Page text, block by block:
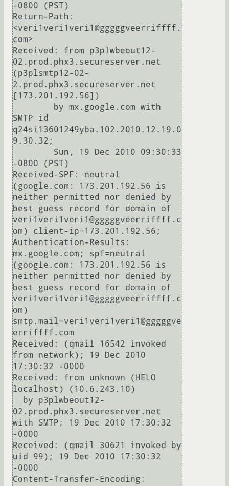
-0800 (PST)
Return-Path:
<veri1veri1veri1@gggggveerriffff.
com>
Received: from p3plwbeout12-
02.prod.phx3.secureserver.net
(p3plsmtp12-02-
2.prod.phx3.secureserver.net
[173.201.192.56])
SMTP id
q24si13601249yba.102.2010.12.19.0
9.30.32;
-0800 (PST)
Received-SPF: neutral
(google.com: 173.201.192.56 is
neither permitted nor denied by
best guess record for domain of
veri1veri1veri1@gggggveerriffff.c
om) client-ip=173.201.192.56;
Authentication-Results:
mx.google.com; spf=neutral
(google.com: 173.201.192.56 is
neither permitted nor denied by
best guess record for domain of
veri1veri1veri1@gggggveerriffff.c
om)
smtp.mail=veri1veri1veri1@gggggve
erriffff.com
Received: (qmail 16542 invoked
from network); 19 Dec 2010
17:30:32 -0000
Received: from unknown (HELO
localhost) (10.6.243.10)
02.prod.phx3.secureserver.net
with SMTP; 19 Dec 2010 17:30:32
-0000
Received: (qmail 30621 invoked by
uid 99); 19 Dec 2010 17:30:32
-0000
Content-Transfer-Encoding: